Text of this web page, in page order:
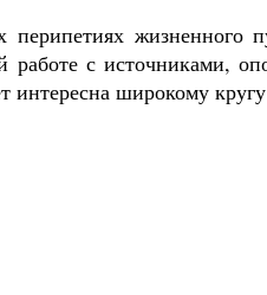
жизненного
работе с источниками,
интересна широкому